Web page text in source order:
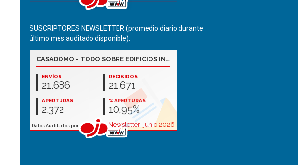
SUSCRIPTORES NEWSLETTER (promedio diario durante
último mes auditado disponible):